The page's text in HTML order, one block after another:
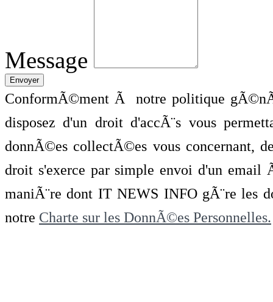
Message
ConformÃ©ment Ã notre politique
disposez d'un droit d'accÃ¨s vous
donnÃ©es collectÃ©es vous concernant,
droit s'exerce par simple envoi d'un
maniÃ¨re dont IT NEWS INFO gÃ¨re les
notre Charte sur les DonnÃ©es Personnelles.